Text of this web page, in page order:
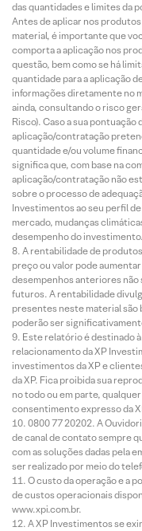
das quantidades e limites da
Antes de aplicar nos
material, é importante que
comporta a aplicação nos
questão, bem como se há
quantidade para a aplicação
informações diretamente no
ainda, consultando o risco
Risco). Caso a sua
aplicação/contratação
quantidade e/ou volume
significa que, com base na
aplicação/contratação não
sobre o processo de
Investimentos ao seu perfil
mercado, mudanças
desempenho do investimento.
A rentabilidade de
preço ou valor pode
desempenhos anteriores
futuros. A rentabilidade
presentes neste material são
poderão ser
Este relatório é destinado
relacionamento da XP
investimentos da XP e
da XP. Fica proibida sua
no todo ou em parte,
consentimento expresso da
0800 77 20202. A
de canal de contato sempre
com as soluções dadas pela
ser realizado por meio do
O custo da operação e a
de custos operacionais
www.xpi.com.br.
A XP Investimentos se